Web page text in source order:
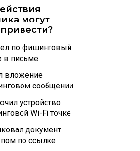
могут
по фишинговый
в письме
вложение
сообщении
устройство
Wi-Fi точке
документ
по ссылке